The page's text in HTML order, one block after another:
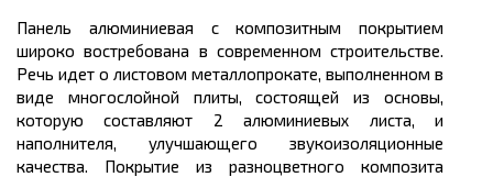
Панель алюминиевая с композитным покрытием
широко востребована в современном строительстве.
Речь идет о листовом металлопрокате, выполненном в
виде многослойной плиты, состоящей из основы,
которую составляют 2 алюминиевых листа, и
наполнителя, улучшающего звукоизоляционные
качества. Покрытие из разноцветного композита